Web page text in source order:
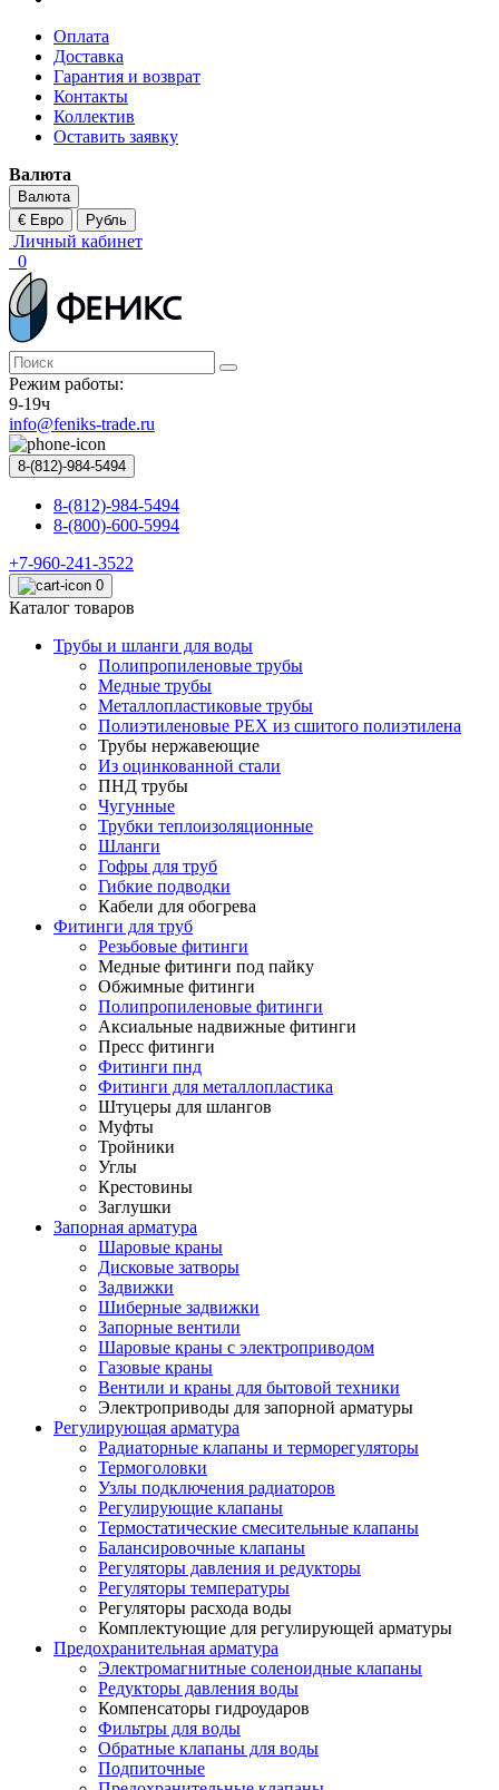
Оплата
Доставка
Гарантия и возврат
Контакты
Коллектив
Оставить заявку
Валюта
Валюта
€ Евро
Рубль
Личный кабинет
0
Режим работы:
9-19ч
info@feniks-trade.ru
8-(812)-984-5494
8-(812)-984-5494
8-(800)-600-5994
+7-960-241-3522
0
Каталог товаров
Трубы и шланги для воды
Полипропиленовые трубы
Медные трубы
Металлопластиковые трубы
Полиэтиленовые PEX из сшитого полиэтилена
Трубы нержавеющие
Из оцинкованной стали
ПНД трубы
Чугунные
Трубки теплоизоляционные
Шланги
Гофры для труб
Гибкие подводки
Кабели для обогрева
Фитинги для труб
Резьбовые фитинги
Медные фитинги под пайку
Обжимные фитинги
Полипропиленовые фитинги
Аксиальные надвижные фитинги
Пресс фитинги
Фитинги пнд
Фитинги для металлопластика
Штуцеры для шлангов
Муфты
Тройники
Углы
Крестовины
Заглушки
Запорная арматура
Шаровые краны
Дисковые затворы
Задвижки
Шиберные задвижки
Запорные вентили
Шаровые краны с электроприводом
Газовые краны
Вентили и краны для бытовой техники
Электроприводы для запорной арматуры
Регулирующая арматура
Радиаторные клапаны и терморегуляторы
Термоголовки
Узлы подключения радиаторов
Регулирующие клапаны
Термостатические смесительные клапаны
Балансировочные клапаны
Регуляторы давления и редукторы
Регуляторы температуры
Регуляторы расхода воды
Комплектующие для регулирующей арматуры
Предохранительная арматура
Электромагнитные соленоидные клапаны
Редукторы давления воды
Компенсаторы гидроударов
Фильтры для воды
Обратные клапаны для воды
Подпиточные